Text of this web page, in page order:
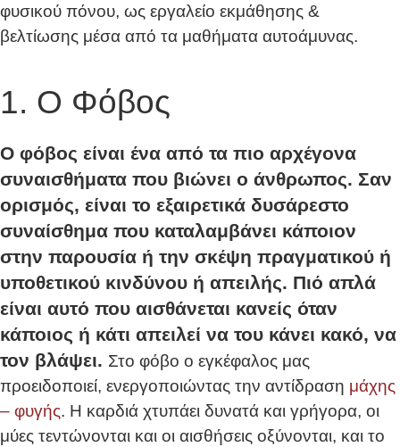
φυσικού πόνου, ως εργαλείο εκμάθησης &
βελτίωσης μέσα από τα μαθήματα αυτοάμυνας.
1. Ο Φόβος
Ο φόβος είναι ένα από τα πιο αρχέγονα
συναισθήματα που βιώνει ο άνθρωπος. Σαν
ορισμός, είναι το εξαιρετικά δυσάρεστο
συναίσθημα που καταλαμβάνει κάποιον
στην παρουσία ή την σκέψη πραγματικού ή
υποθετικού κινδύνου ή απειλής. Πιό απλά
είναι αυτό που αισθάνεται κανείς όταν
κάποιος ή κάτι απειλεί να του κάνει κακό, να
τον βλάψει. Στο φόβο ο εγκέφαλος μας
προειδοποιεί, ενεργοποιώντας την αντίδραση μάχης
– φυγής. Η καρδιά χτυπάει δυνατά και γρήγορα, οι
μύες τεντώνονται και οι αισθήσεις οξύνονται, και το